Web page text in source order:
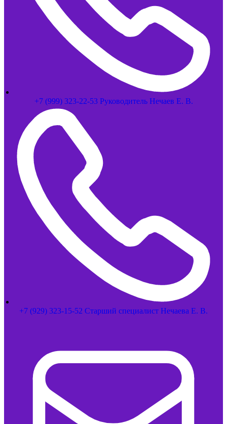
+7 (999) 323-22-53 Руководитель Нечаев Е. В.
+7 (929) 323-15-52 Старший специалист Нечаева Е. В.